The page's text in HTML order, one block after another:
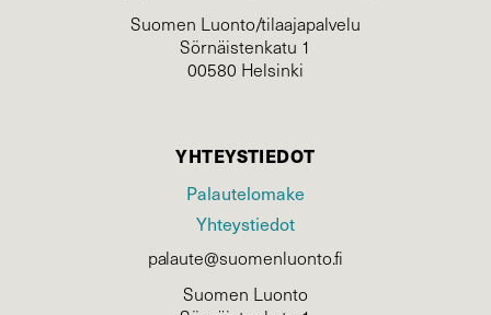
Suomen Luonto/tilaajapalvelu
Sörnäistenkatu 1
00580 Helsinki
YHTEYSTIEDOT
Palautelomake
Yhteystiedot
palaute@suomenluonto.fi
Suomen Luonto